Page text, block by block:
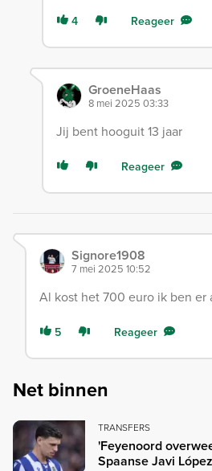
4 Reageer
GroeneHaas
8 mei 2025 03:33
Jij bent hooguit 13 jaar
Reageer
Signore1908
7 mei 2025 10:52
Al kost het 700 euro ik ben er
5 Reageer
Net binnen
TRANSFERS
'Feyenoord
Spaanse Javi